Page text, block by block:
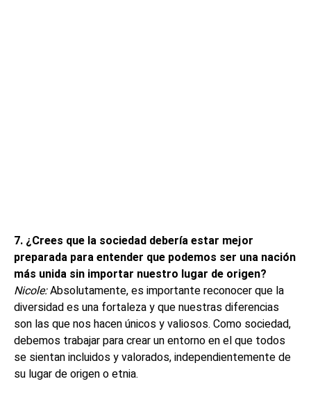
7. ¿Crees que la sociedad debería estar mejor
preparada para entender que podemos ser una nación
más unida sin importar nuestro lugar de origen?
Nicole:Absolutamente, es importante reconocer que la
diversidad es una fortaleza y que nuestras diferencias
son las que nos hacen únicos y valiosos. Como sociedad,
debemos trabajar para crear un entorno en el que todos
se sientan incluidos y valorados, independientemente de
su lugar de origen o etnia.